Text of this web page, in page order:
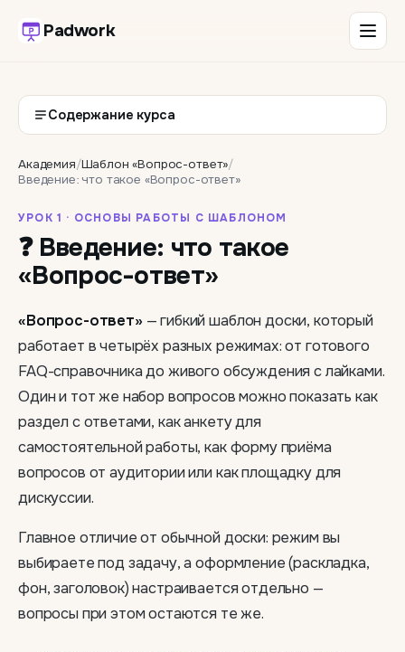
Padwork
Содержание курса
Академия/Шаблон «Вопрос-ответ»/
Введение: что такое «Вопрос-ответ»
УРОК 1 · ОСНОВЫ РАБОТЫ С ШАБЛОНОМ
❓ Введение: что такое
«Вопрос-ответ»
«Вопрос-ответ» — гибкий шаблон доски, который
работает в четырёх разных режимах: от готового
FAQ-справочника до живого обсуждения с лайками.
Один и тот же набор вопросов можно показать как
раздел с ответами, как анкету для
самостоятельной работы, как форму приёма
вопросов от аудитории или как площадку для
дискуссии.
Главное отличие от обычной доски: режим вы
выбираете под задачу, а оформление (раскладка,
фон, заголовок) настраивается отдельно —
вопросы при этом остаются те же.